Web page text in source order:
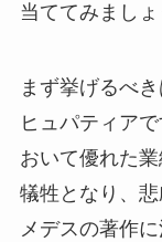
当ててみましょ
まず挙げるべ
ヒュパティア
おいて優れた
犠牲となり、
メデスの著作